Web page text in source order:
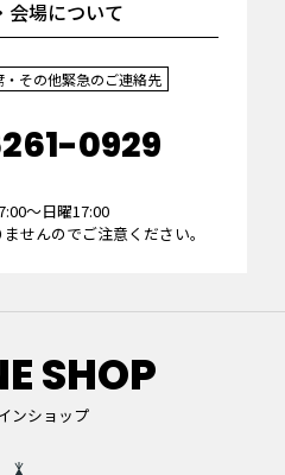
会場について
その他緊急のご連絡先
0929
～日曜17:00
せんのでご注意ください。
SHOP
ンショップ